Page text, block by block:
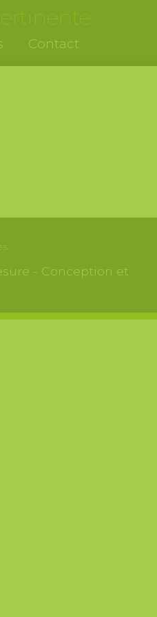
Contact
- Conception et